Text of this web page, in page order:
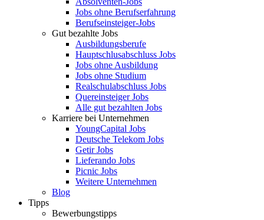
Jobs ohne Berufserfahrung
Berufseinsteiger-Jobs
Gut bezahlte Jobs
Ausbildungsberufe
Hauptschlusabschluss Jobs
Jobs ohne Ausbildung
Jobs ohne Studium
Realschulabschluss Jobs
Quereinsteiger Jobs
Alle gut bezahlten Jobs
Karriere bei Unternehmen
YoungCapital Jobs
Deutsche Telekom Jobs
Getir Jobs
Lieferando Jobs
Picnic Jobs
Weitere Unternehmen
Blog
Tipps
Bewerbungstipps